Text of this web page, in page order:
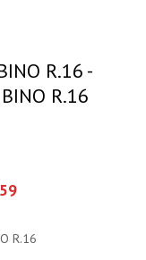
R.16 -
R.16
R.16